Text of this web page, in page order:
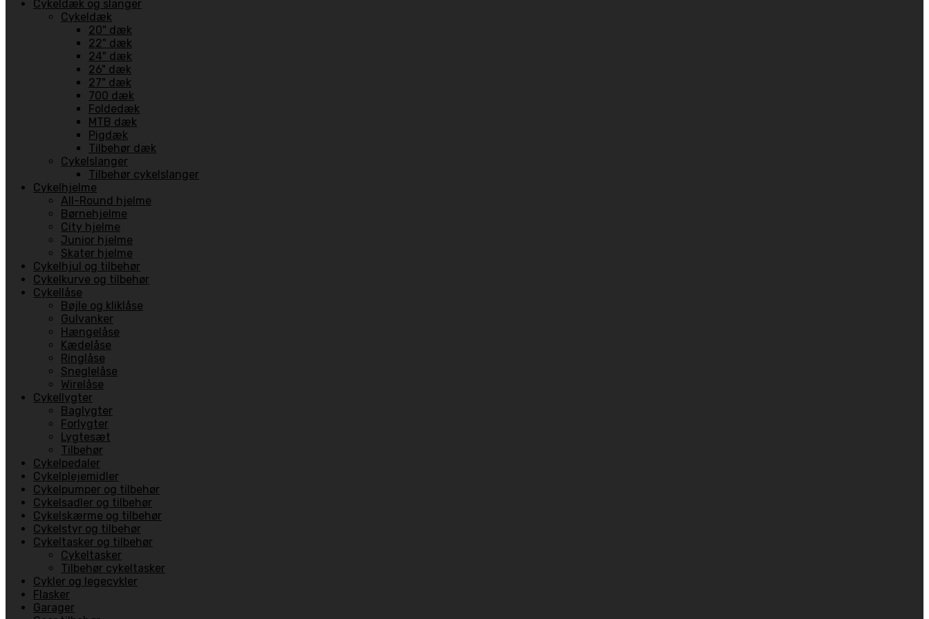
Cykeldæk og slanger
Cykeldæk
20" dæk
22" dæk
24" dæk
26" dæk
27" dæk
700 dæk
Foldedæk
MTB dæk
Pigdæk
Tilbehør dæk
Cykelslanger
Tilbehør cykelslanger
Cykelhjelme
All-Round hjelme
Børnehjelme
City hjelme
Junior hjelme
Skater hjelme
Cykelhjul og tilbehør
Cykelkurve og tilbehør
Cykellåse
Bøjle og kliklåse
Gulvanker
Hængelåse
Kædelåse
Ringlåse
Sneglelåse
Wirelåse
Cykellygter
Baglygter
Forlygter
Lygtesæt
Tilbehør
Cykelpedaler
Cykelplejemidler
Cykelpumper og tilbehør
Cykelsadler og tilbehør
Cykelskærme og tilbehør
Cykelstyr og tilbehør
Cykeltasker og tilbehør
Cykeltasker
Tilbehør cykeltasker
Cykler og legecykler
Flasker
Garager